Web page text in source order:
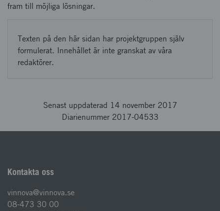
fram till möjliga lösningar.
Texten på den här sidan har projektgruppen själv
formulerat. Innehållet är inte granskat av våra
redaktörer.
Senast uppdaterad 14 november 2017
Diarienummer 2017-04533
Kontakta oss
vinnova@vinnova.se
08-473 30 00